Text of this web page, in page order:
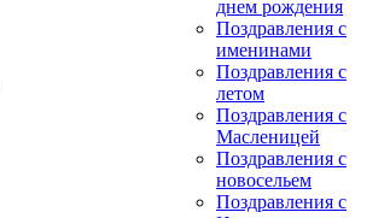
днем рождения
Поздравления с
именинами
Поздравления с
летом
Поздравления с
Масленицей
Поздравления с
новосельем
Поздравления с